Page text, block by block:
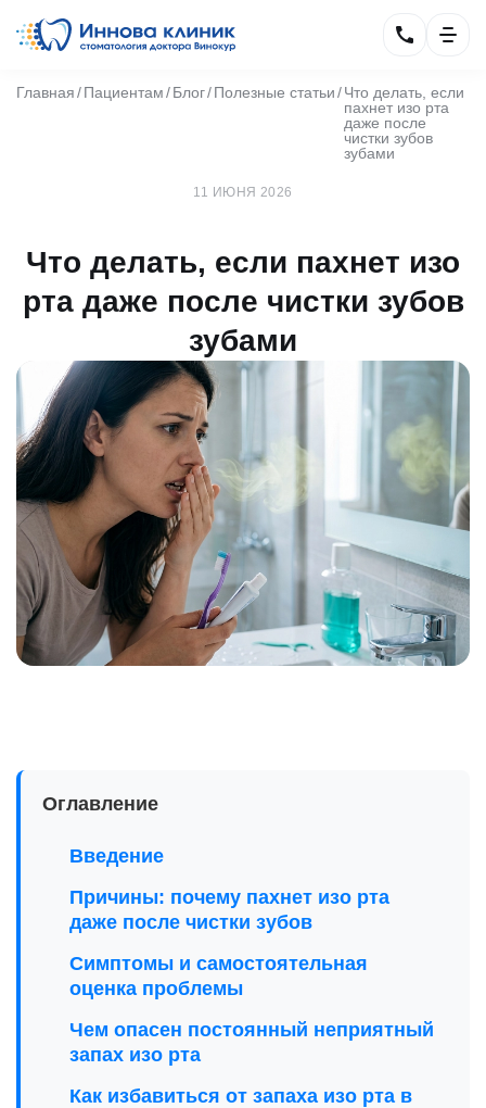
Главная Пациентам Блог Полезные статьи
Что делать, если
пахнет изо рта
даже после
чистки зубов
зубами
11 ИЮНЯ 2026
Что делать, если пахнет изо
рта даже после чистки зубов
зубами
Оглавление
Введение
Причины: почему пахнет изо рта
даже после чистки зубов
Симптомы и самостоятельная
оценка проблемы
Чем опасен постоянный неприятный
запах изо рта
Как избавиться от запаха изо рта в